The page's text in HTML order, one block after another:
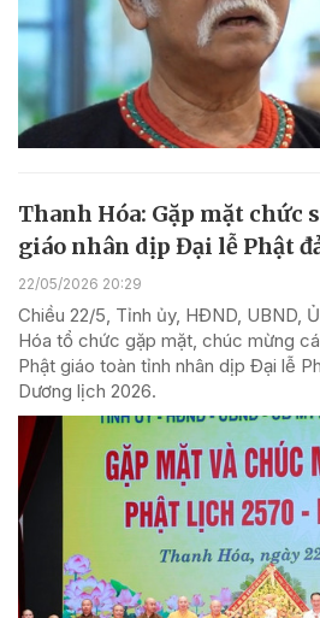
Thanh Hóa: Gặp mặt chức
giáo nhân dịp Đại lễ Phật
22/05/2026 20:29
Chiều 22/5, Tỉnh ủy, HĐND, UBND,
Hóa tổ chức gặp mặt, chúc mừng
Phật giáo toàn tỉnh nhân dịp Đại lễ
Dương lịch 2026.